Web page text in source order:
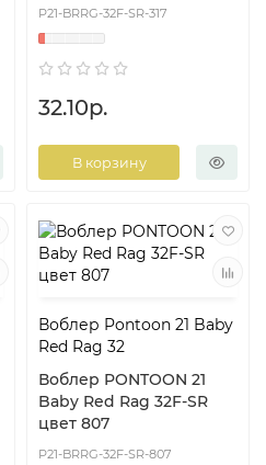
P21-BRRG-32F-SR-317
32.10р.
В корзину
Воблер Pontoon 21 Baby
Red Rag 32
Воблер PONTOON 21
Baby Red Rag 32F-SR
цвет 807
P21-BRRG-32F-SR-807